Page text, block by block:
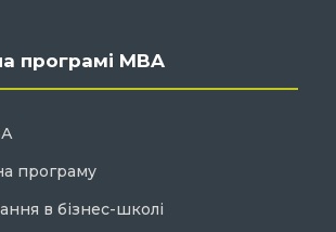
програмі MBA
програму
в бізнес-школі